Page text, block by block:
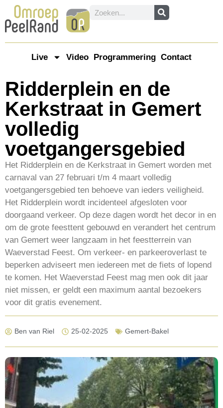
Live Video Programmering Contact
Ridderplein en de
Kerkstraat in Gemert
volledig
voetgangersgebied
Het Ridderplein en de Kerkstraat in Gemert worden met
carnaval van 27 februari t/m 4 maart volledig
voetgangersgebied ten behoeve van ieders veiligheid.
Het Ridderplein wordt incidenteel afgesloten voor
doorgaand verkeer. Op deze dagen wordt het decor in en
om de grote feesttent gebouwd en verandert het centrum
van Gemert weer langzaam in het feestterrein van
Waeverstad Feest. Om verkeer- en parkeeroverlast te
beperken adviseert men iedereen met de fiets of lopend
te komen. Het Waeverstad Feest mag men ook dit jaar
niet missen, er geldt een maximum aantal bezoekers
voor dit gratis evenement.
Ben van Riel 25-02-2025 Gemert-Bakel